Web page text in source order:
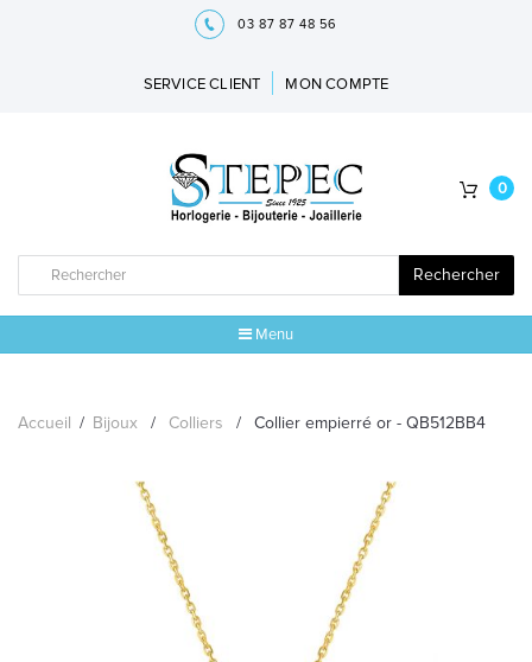
03 87 87 48 56
SERVICE CLIENT MON COMPTE
Rechercher
0
Menu
LES GEORGETTES
SWAROVSKI
Accueil / Bijoux / Colliers / Collier empierré or - QB512BB4